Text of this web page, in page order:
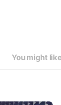
You might